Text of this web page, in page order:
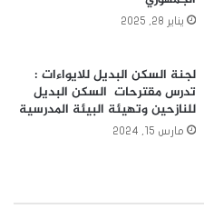
يناير 28, 2025
لجنة السكن البديل للايواءات :
تدرس مقترحات السكن البديل
للنازحين وتهيئة البيئة المدرسية
مارس 15, 2024